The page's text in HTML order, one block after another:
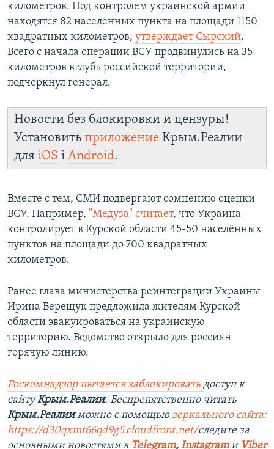
километров. Под контролем украинской армии
находятся 82 населенных пункта на площади 1150
квадратных километров, утверждает Сырский.
Всего с начала операции ВСУ продвинулись на 35
километров вглубь российской территории,
подчеркнул генерал.
Новости без блокировки и цензуры!
Установить приложение Крым.Реалии
для iOS і Android.
Вместе с тем, СМИ подвергают сомнению оценки
ВСУ. Например, "Медуза" считает, что Украина
контролирует в Курской области 45-50 населённых
пунктов на площади до 700 квадратных
километров.
Ранее глава министерства реинтеграции Украины
Ирина Верещук предложила жителям Курской
области эвакуироваться на украинскую
территорию. Ведомство открыло для россиян
горячую линию.
Роскомнадзор пытается заблокировать доступ к
сайтуКрым.Реалии. Беспрепятственно читать
Крым.Реалииможно с помощью зеркального сайта:
https://d30qxmt66qd9g5.cloudfront.net/следите за
основными новостями в Telegram, Instagramи Viber